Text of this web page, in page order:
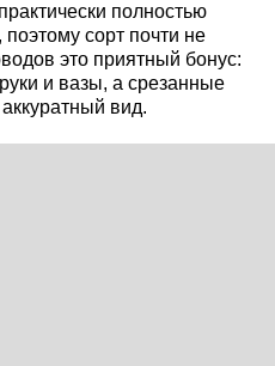
полностью
сорт почти не
это приятный бонус:
и вазы, а срезанные
вид.